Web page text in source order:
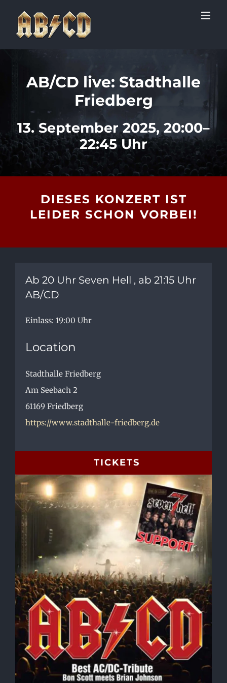
Inhalt
springen
AB/CD live: Stadthalle
Friedberg
13. September 2025, 20:00–
22:45 Uhr
DIESES KONZERT IST
LEIDER SCHON VORBEI!
Ab 20 Uhr Seven Hell , ab 21:15 Uhr
AB/CD
Einlass: 19:00 Uhr
Location
Stadthalle Friedberg
Am Seebach 2
61169 Friedberg
https://www.stadthalle-friedberg.de
TICKETS